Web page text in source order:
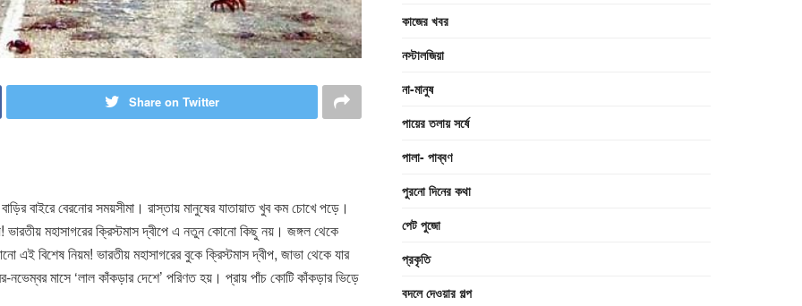
Share on Twitter
বাইরে বেরনোর সময়সীমা। রাস্তায় মানুষের যাতায়াত খুব কম চোখে পড়ে।
মহাসাগরের ক্রিস্টমাস দ্বীপে এ নতুন কোনো কিছু নয়। জঙ্গল থেকে
এই বিশেষ নিয়ম! ভারতীয় মহাসাগরের বুকে ক্রিস্টমাস দ্বীপ, জাভা থেকে যার
মাসে ‘লাল কাঁকড়ার দেশে’ পরিণত হয়। প্রায় পাঁচ কোটি কাঁকড়ার ভিড়ে
কাজের খবর
নস্টালজিয়া
না-মানুষ
পায়ের তলায় সর্ষে
পালা- পাব্বণ
পুরনো দিনের কথা
পেট পুজো
প্রকৃতি
বদলে দেওয়ার গল্প